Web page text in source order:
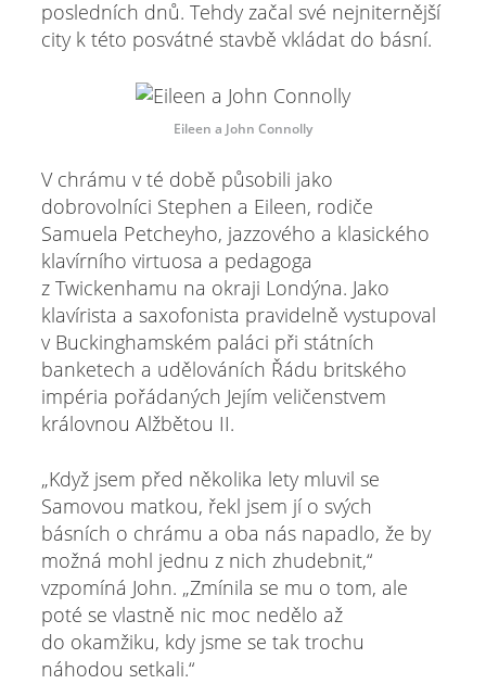
posledních dnů. Tehdy začal své nejniternější
city k této posvátné stavbě vkládat do básní.
Eileen a John Connolly
V chrámu v té době působili jako
dobrovolníci Stephen a Eileen, rodiče
Samuela Petcheyho, jazzového a klasického
klavírního virtuosa a pedagoga
z Twickenhamu na okraji Londýna. Jako
klavírista a saxofonista pravidelně vystupoval
v Buckinghamském paláci při státních
banketech a udělováních Řádu britského
impéria pořádaných Jejím veličenstvem
královnou Alžbětou II.
„Když jsem před několika lety mluvil se
Samovou matkou, řekl jsem jí o svých
básních o chrámu a oba nás napadlo, že by
možná mohl jednu z nich zhudebnit,“
vzpomíná John. „Zmínila se mu o tom, ale
poté se vlastně nic moc nedělo až
do okamžiku, kdy jsme se tak trochu
náhodou setkali.“